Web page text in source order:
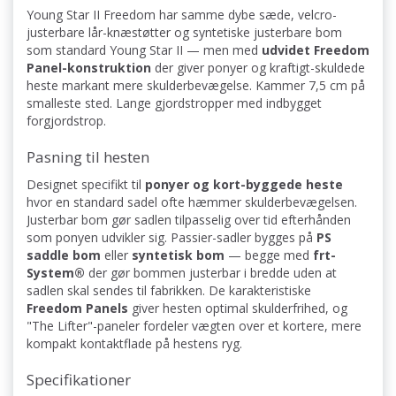
Young Star II Freedom har samme dybe sæde, velcro-
justerbare lår-knæstøtter og syntetiske justerbare bom
som standard Young Star II — men med udvidet Freedom
Panel-konstruktion der giver ponyer og kraftigt-skuldede
heste markant mere skulderbevægelse. Kammer 7,5 cm på
smalleste sted. Lange gjordstropper med indbygget
forgjordstrop.
Pasning til hesten
Designet specifikt til ponyer og kort-byggede heste
hvor en standard sadel ofte hæmmer skulderbevægelsen.
Justerbar bom gør sadlen tilpasselig over tid efterhånden
som ponyen udvikler sig. Passier-sadler bygges på PS
saddle bom eller syntetisk bom — begge med frt-
System® der gør bommen justerbar i bredde uden at
sadlen skal sendes til fabrikken. De karakteristiske
Freedom Panels giver hesten optimal skulderfrihed, og
"The Lifter"-paneler fordeler vægten over et kortere, mere
kompakt kontaktflade på hestens ryg.
Specifikationer